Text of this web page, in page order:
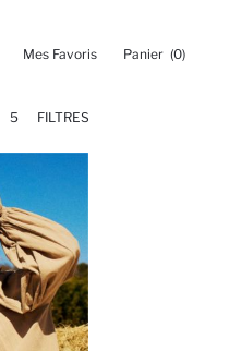
Mes Favoris Panier (0)
5 FILTRES